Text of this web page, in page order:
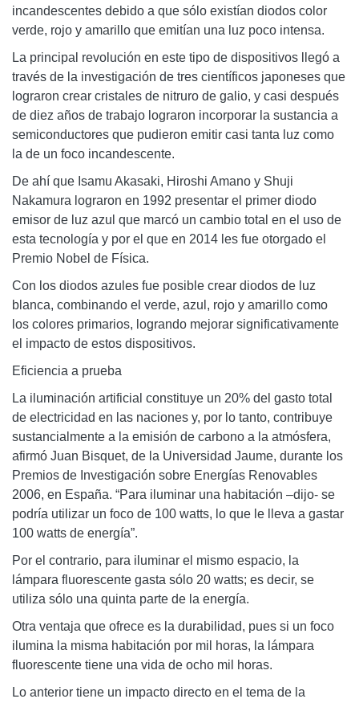
incandescentes debido a que sólo existían diodos color
verde, rojo y amarillo que emitían una luz poco intensa.
La principal revolución en este tipo de dispositivos llegó a
través de la investigación de tres científicos japoneses que
lograron crear cristales de nitruro de galio, y casi después
de diez años de trabajo lograron incorporar la sustancia a
semiconductores que pudieron emitir casi tanta luz como
la de un foco incandescente.
De ahí que Isamu Akasaki, Hiroshi Amano y Shuji
Nakamura lograron en 1992 presentar el primer diodo
emisor de luz azul que marcó un cambio total en el uso de
esta tecnología y por el que en 2014 les fue otorgado el
Premio Nobel de Física.
Con los diodos azules fue posible crear diodos de luz
blanca, combinando el verde, azul, rojo y amarillo como
los colores primarios, logrando mejorar significativamente
el impacto de estos dispositivos.
Eficiencia a prueba
La iluminación artificial constituye un 20% del gasto total
de electricidad en las naciones y, por lo tanto, contribuye
sustancialmente a la emisión de carbono a la atmósfera,
afirmó Juan Bisquet, de la Universidad Jaume, durante los
Premios de Investigación sobre Energías Renovables
2006, en España. “Para iluminar una habitación –dijo- se
podría utilizar un foco de 100 watts, lo que le lleva a gastar
100 watts de energía”.
Por el contrario, para iluminar el mismo espacio, la
lámpara fluorescente gasta sólo 20 watts; es decir, se
utiliza sólo una quinta parte de la energía.
Otra ventaja que ofrece es la durabilidad, pues si un foco
ilumina la misma habitación por mil horas, la lámpara
fluorescente tiene una vida de ocho mil horas.
Lo anterior tiene un impacto directo en el tema de la